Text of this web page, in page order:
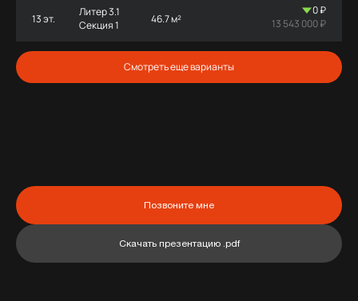
13 эт.
Литер 3.1
Секция 1
46.7 м²
0 ₽
13 543 000 ₽
Смотреть еще варианты
Позвоните мне
Скачать презентацию .pdf